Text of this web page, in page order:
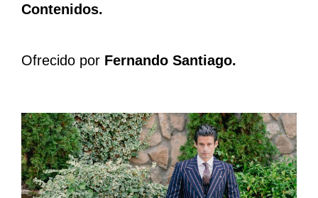
Contenidos.
Ofrecido por Fernando Santiago.